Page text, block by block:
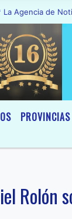
de Noticias
PROVINCIAS
Rolón